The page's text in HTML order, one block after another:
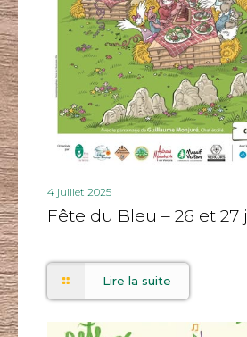
4 juillet 2025
Fête du Bleu – 26 et 27
Lire la suite